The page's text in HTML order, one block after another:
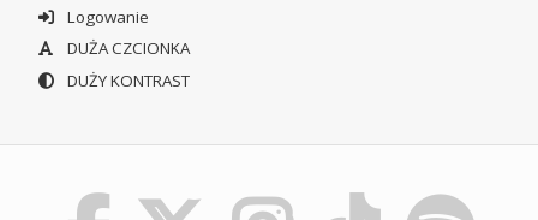
Logowanie
DUŻA CZCIONKA
DUŻY KONTRAST